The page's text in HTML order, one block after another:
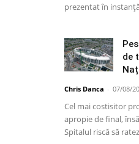
prezentat în
de
Chris Danca - 07/08/
Cel mai costisitor
apropie de final,
Spitalul riscă să